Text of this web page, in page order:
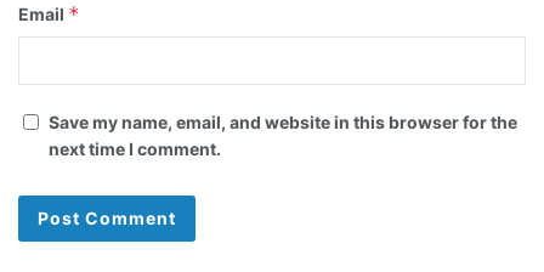
Email *
Save my name, email, and website in this browser for the
next time I comment.